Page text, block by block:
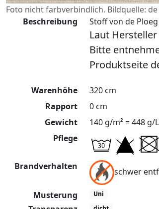
Foto nicht farbverbindlich. Bildquelle: de
Beschreibung
Stoff von de Ploeg
Laut
Bitte
Produktseite
Warenhöhe
320 cm
Rapport
0 cm
Gewicht
140 g/m² = 448
Pflege
Brandverhalten
schwer
Musterung Uni